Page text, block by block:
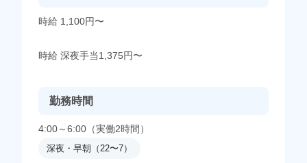
時給 1,100円〜
時給 深夜手当1,375円〜
勤務時間
4:00～6:00（実働2時間）
深夜・早朝（22〜7）